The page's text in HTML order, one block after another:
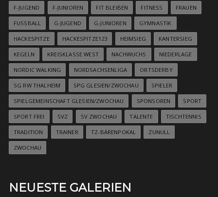
F-JUGEND F-JUNIOREN FIT BLEIBEN FITNESS FRAUEN
FUSSBALL G-JUGEND G-JUNIOREN GYMNASTIK
HACKESPITZE HACKESPITZE123 HEIMSIEG KANTERSIEG
KEGELN KREISKLASSE WEST NACHWUCHS NIEDERLAGE
NORDIC WALKING NORDSACHSENLIGA ORTSDERBY
SG RW THALHEIM SPG GLESIEN/ZWOCHAU SPIELER
SPIELGEMEINSCHAFT GLESIEN/ZWOCHAU SPONSOREN SPORT
SPORT FREI SVZ SV ZWOCHAU TALENTE TISCHTENNIS
TRADITION TRAINER TZ-BÄRENPOKAL ZUNULL
ZWOCHAU
NEUESTE GALERIEN